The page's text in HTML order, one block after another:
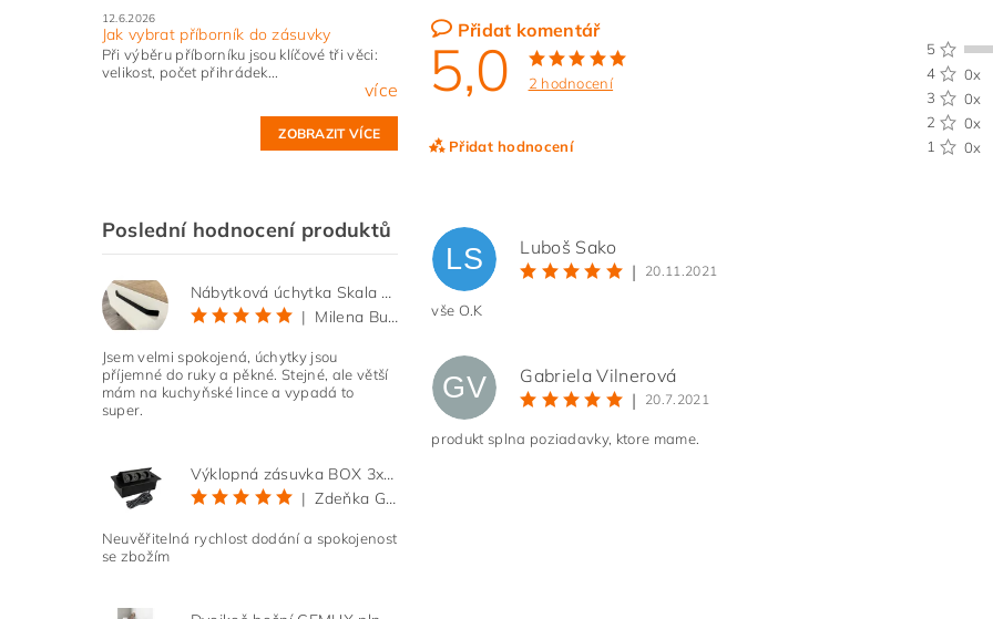
12.6.2026
Jak vybrat příborník do zásuvky
Při výběru příborníku jsou klíčové tři věci:
velikost, počet přihrádek...
více
ZOBRAZIT VÍCE
Poslední hodnocení produktů
Nábytková úchytka Skala černá matná
|
Milena Bučková
Jsem velmi spokojená, úchytky jsou
příjemné do ruky a pěkné. Stejné, ale větší
mám na kuchyňské lince a vypadá to
super.
Výklopná zásuvka BOX 3x 230V s 3m kabelem - černá
|
Zdeňka Gold
Neuvěřitelná rychlost dodání a spokojenost
se zbožím
Přidat komentář
5,0 2 hodnocení
Přidat hodnocení
5
4
0x
3
0x
2
0x
1
0x
Vložením hodnocení souhlasíte s
LS
Luboš Sako
|
20.11.2021
vše O.K
GV
Gabriela Vilnerová
|
20.7.2021
produkt splna poziadavky, ktore mame.